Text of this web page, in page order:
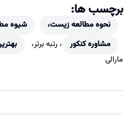
برچسب ها:
نحوه مطالعه زیست، شیوه
مشاوره کنکور
، رتبه برتر،
مارالی